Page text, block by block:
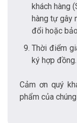
khách hàng
hàng tự gây
đổi hoặc
Thời điểm
ký hợp đồng.
Cảm ơn quý
phẩm của